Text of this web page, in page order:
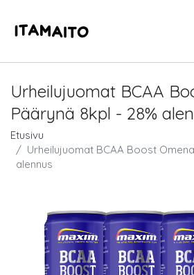
Urheilujuomat BCAA
Päärynä 8kpl - 28%
Etusivu
Urheilujuomat BCAA Boost
alennus